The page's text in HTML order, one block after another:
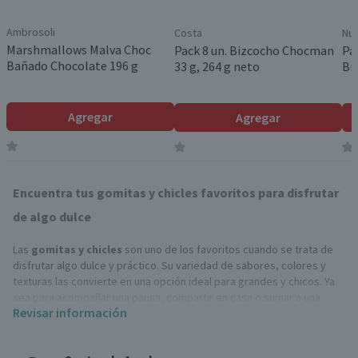
Ambrosoli
Marshmallows Malva Choc
Bañado Chocolate 196 g
Agregar
Costa
Pack 8 un. Bizcocho Chocman
33 g, 264 g neto
Agregar
Encuentra tus gomitas y chicles favoritos para disfrutar
de algo dulce
Las gomitas y chicles son uno de los favoritos cuando se trata de
disfrutar algo dulce y práctico. Su variedad de sabores, colores y
texturas las convierte en una opción ideal para grandes y chicos. Ya
celebración, siempre hay una alternativa que se adapta a cada
Revisar información